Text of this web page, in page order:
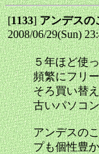
[1133]アンデスの
2008/06/29(Sun)
５年ほど使
頻繁にフリ
そろ買い替
古いパソコ
アンデスの
プも個性豊